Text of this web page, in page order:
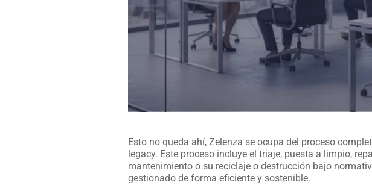
Esto no queda ahí, Zelenza se ocupa del proceso
legacy. Este proceso incluye el triaje, puesta a limpio,
mantenimiento o su reciclaje o destrucción bajo
gestionado de forma eficiente y sostenible.